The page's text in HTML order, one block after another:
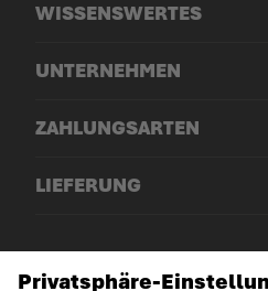
WISSENSWERTES
UNTERNEHMEN
ZAHLUNGSARTEN
LIEFERUNG